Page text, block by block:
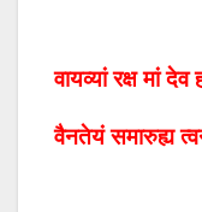
वायव्यां रक्ष मां
वैनतेयं समारुह्य